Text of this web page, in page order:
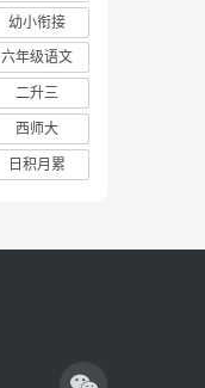
幼小衔接
六年级语文
二升三
西师大
日积月累